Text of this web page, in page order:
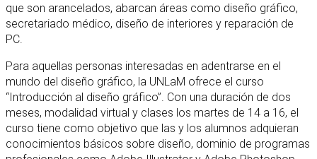
que son arancelados, abarcan áreas como diseño gráfico,
secretariado médico, diseño de interiores y reparación de
PC.
Para aquellas personas interesadas en adentrarse en el
mundo del diseño gráfico, la UNLaM ofrece el curso
“Introducción al diseño gráfico”. Con una duración de dos
meses, modalidad virtual y clases los martes de 14 a 16, el
curso tiene como objetivo que las y los alumnos adquieran
conocimientos básicos sobre diseño, dominio de programas